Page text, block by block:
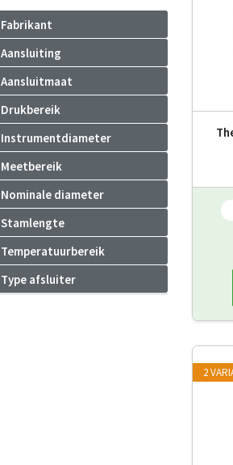
Fabrikant
Aansluiting
Aansluitmaat
Drukbereik
Instrumentdiameter
Meetbereik
Nominale diameter
Stamlengte
Temperatuurbereik
Type afsluiter
2